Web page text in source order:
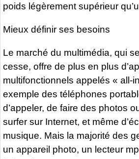
poids légèrement supérieur
Mieux définir ses besoins
Le marché du multimédia, qui
cesse, offre de plus en plus
multifonctionnels appelés « all-
exemple des téléphones
d’appeler, de faire des photos
surfer sur Internet, et même
musique. Mais la majorité des
un appareil photo, un lecteur